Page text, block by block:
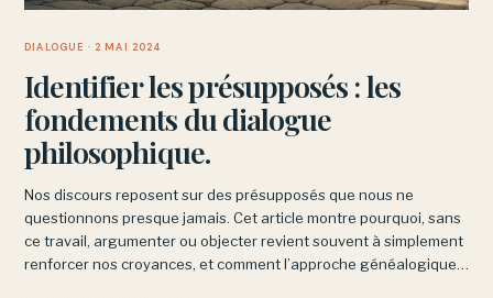
DIALOGUE · 2 MAI 2024
Identifier les présupposés : les
fondements du dialogue
philosophique.
Nos discours reposent sur des présupposés que nous ne
questionnons presque jamais. Cet article montre pourquoi, sans
ce travail, argumenter ou objecter revient souvent à simplement
renforcer nos croyances, et comment l’approche généalogique